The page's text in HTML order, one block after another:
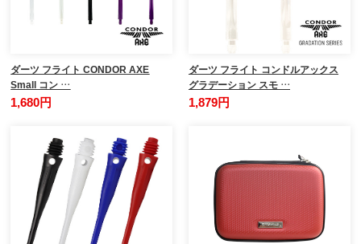
ダーツ フライト CONDOR AXE
Small コン …
1,680円
ダーツ フライト コンドルアックス
グラデーション スモ …
1,879円